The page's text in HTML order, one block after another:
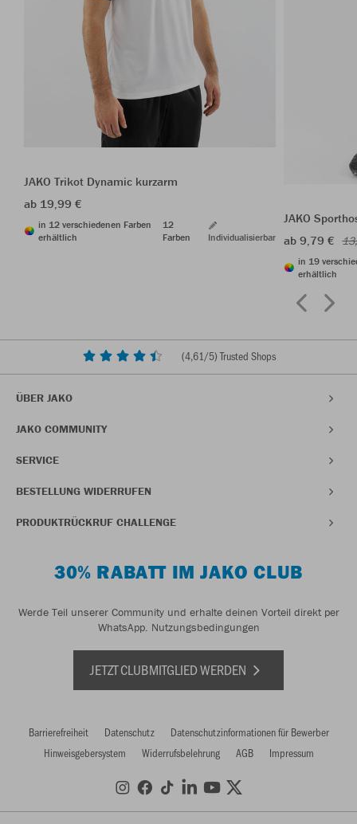
JAKO Trikot Dynamic kurzarm
ab 19,99 €
in 12 verschiedenen Farben
erhältlich
12
Farben
Individualisierbar
JAKO
ab 9,79 €
in 19
erhältlich
(4,61/5) Trusted Shops
ÜBER JAKO
JAKO COMMUNITY
SERVICE
BESTELLUNG WIDERRUFEN
PRODUKTRÜCKRUF CHALLENGE
30% RABATT IM JAKO CLUB
Werde Teil unserer Community und erhalte deinen Vorteil direkt per
WhatsApp. Nutzungsbedingungen
JETZT CLUBMITGLIED WERDEN
Barrierefreiheit Datenschutz
Datenschutzinformationen für Bewerber
Hinweisgebersystem
Widerrufsbelehrung AGB Impressum